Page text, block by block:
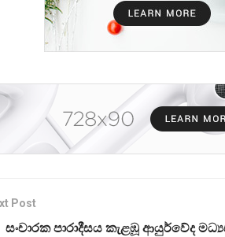
Post
සංචාරක පාරාදීසය කැළඹූ ආයුර්වේද